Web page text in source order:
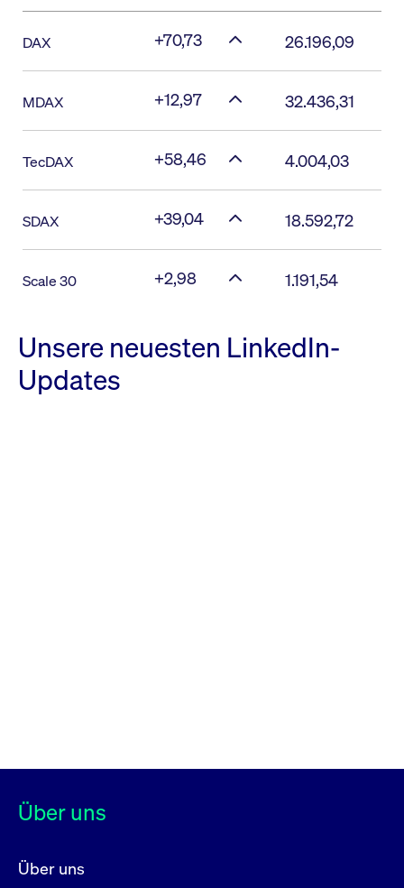
DAX +70,73 26.196,09
MDAX +12,97 32.436,31
TecDAX +58,46 4.004,03
SDAX +39,04 18.592,72
Scale 30 +2,98 1.191,54
Unsere neuesten LinkedIn-
Updates
Über uns
Über uns